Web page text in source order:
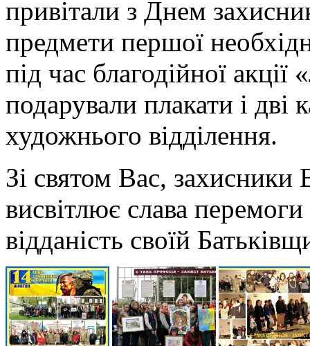
привітали з Днем
предмети першої
під час благодійної акції
подарували плакати і дві
художнього відділення.
Зі святом Вас,
висвітлює слава перемоги
відданість своїй